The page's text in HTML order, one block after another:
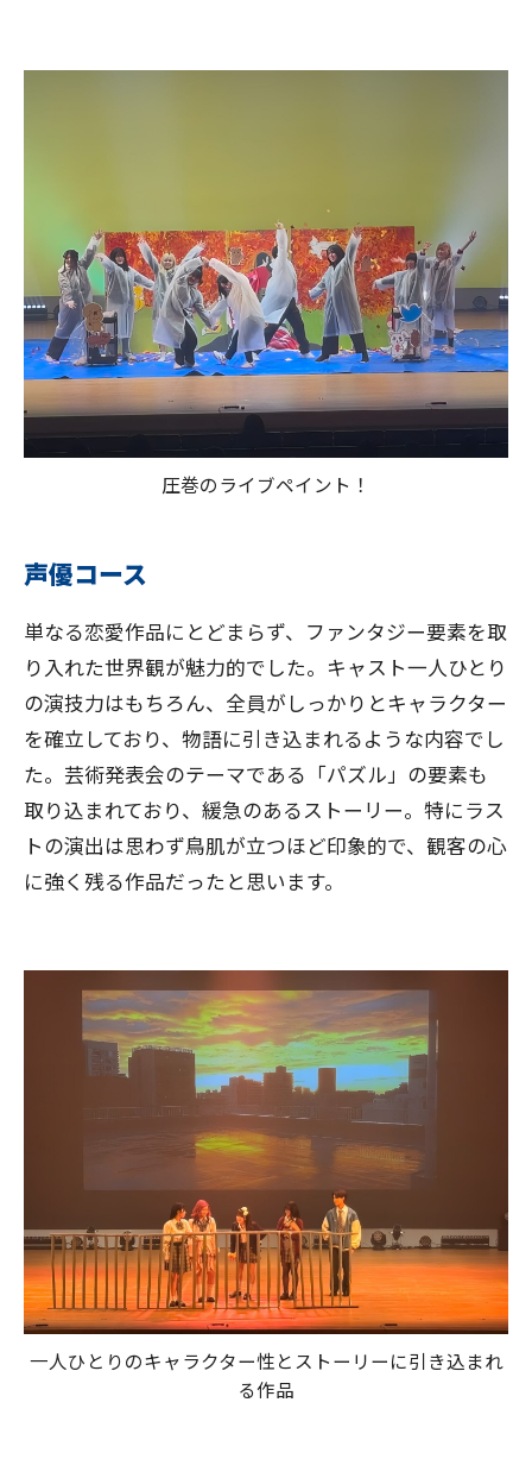
圧巻のライブペイント！
声優コース
単なる恋愛作品にとどまらず、ファンタジー要素を取
り入れた世界観が魅力的でした。キャスト一人ひとり
の演技力はもちろん、全員がしっかりとキャラクター
を確立しており、物語に引き込まれるような内容でし
た。芸術発表会のテーマである「パズル」の要素も
取り込まれており、緩急のあるストーリー。特にラス
トの演出は思わず鳥肌が立つほど印象的で、観客の心
に強く残る作品だったと思います。
一人ひとりのキャラクター性とストーリーに引き込まれ
る作品